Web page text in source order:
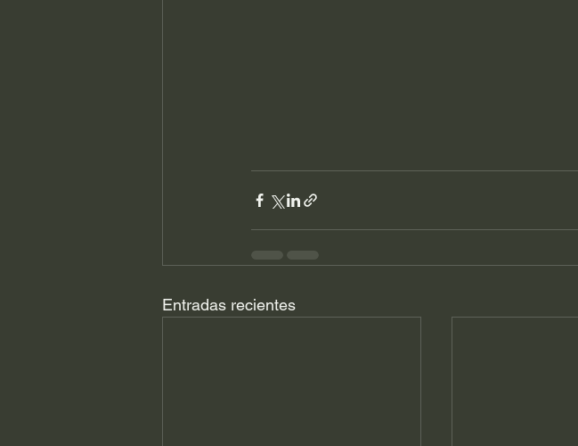
Entradas recientes